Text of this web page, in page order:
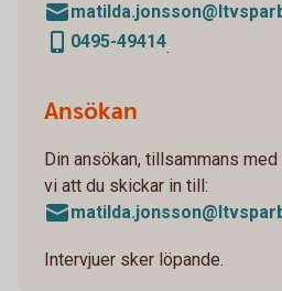
0495-49414.
Ansökan
Din ansökan, tillsammans
vi att du skickar in till:
Intervjuer sker löpande.